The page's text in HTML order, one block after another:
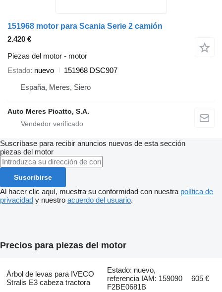
151968 motor para Scania Serie 2 camión
2.420 €
Piezas del motor - motor
Estado nuevo
151968 DSC907
España, Meres, Siero
Auto Meres Picatto, S.A.
Suscríbase para recibir anuncios nuevos de esta sección
piezas del motor
Suscribirse
Al hacer clic aquí, muestra su conformidad con nuestra política de
privacidad y nuestro acuerdo del usuario.
Precios para piezas del motor
Árbol de levas para IVECO
Stralis E3 cabeza tractora
Estado: nuevo,
referencia IAM: 159090
F2BE0681B
605 €